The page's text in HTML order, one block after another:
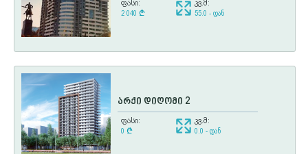
ფასი:
2 040 ¢
კვ.მ:
55.0 - დან
არქი დიღომი 2
ფასი:
0 ¢
კვ.მ:
0.0 - დან